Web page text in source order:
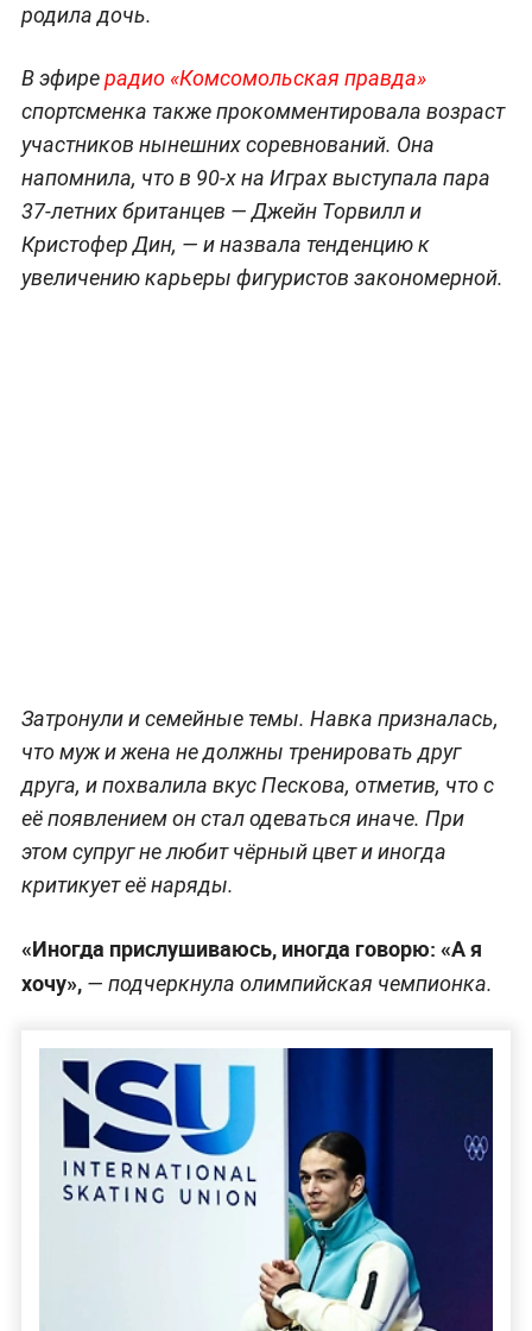
родила дочь.
В эфирерадио «Комсомольская правда»
спортсменка также прокомментировала возраст
участников нынешних соревнований. Она
напомнила, что в 90-х на Играх выступала пара
37-летних британцев — Джейн Торвилл и
Кристофер Дин, — и назвала тенденцию к
увеличению карьеры фигуристов закономерной.
Затронули и семейные темы. Навка призналась,
что муж и жена не должны тренировать друг
друга, и похвалила вкус Пескова, отметив, что с
её появлением он стал одеваться иначе. При
этом супруг не любит чёрный цвет и иногда
критикует её наряды.
«Иногда прислушиваюсь, иногда говорю: «А я
хочу»,— подчеркнула олимпийская чемпионка.